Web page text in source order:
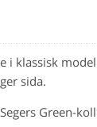
i klassisk
sida.
Green-